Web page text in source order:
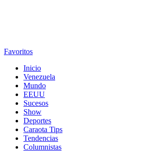
Favoritos
Inicio
Venezuela
Mundo
EEUU
Sucesos
Show
Deportes
Caraota Tips
Tendencias
Columnistas